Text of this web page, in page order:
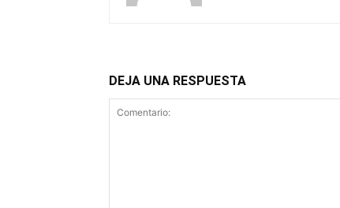
DEJA UNA RESPUESTA